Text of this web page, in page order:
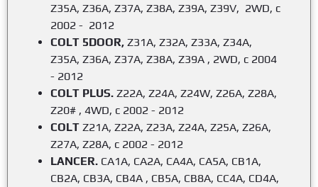
Z35A, Z36A, Z37A, Z38A, Z39A, Z39V, 2WD, с
2002 - 2012
COLT 5DOOR, Z31A, Z32A, Z33A, Z34A,
Z35A, Z36A, Z37A, Z38A, Z39A , 2WD, с 2004
- 2012
COLT PLUS. Z22A, Z24A, Z24W, Z26A, Z28A,
Z20# , 4WD, с 2002 - 2012
COLT Z21A, Z22A, Z23A, Z24A, Z25A, Z26A,
Z27A, Z28A, с 2002 - 2012
LANCER. CA1A, CA2A, CA4A, CA5A, CB1A,
CB2A, CB3A, CB4A , CB5A, CB8A, CC4A, CD4A,